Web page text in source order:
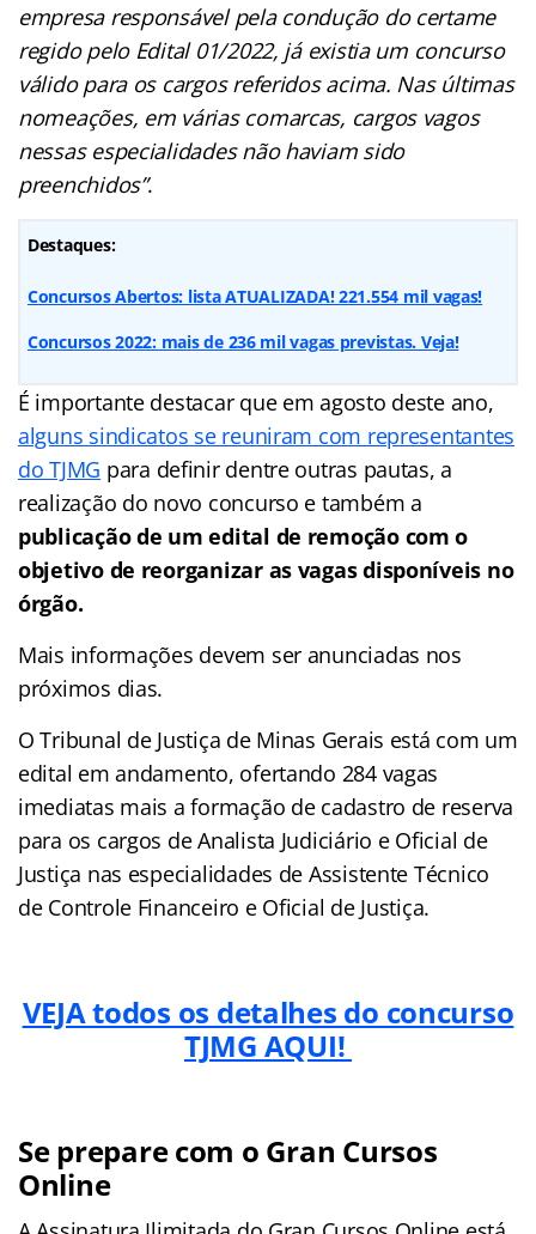
empresa responsável pela condução do certame
regido pelo Edital 01/2022, já existia um concurso
válido para os cargos referidos acima. Nas últimas
nomeações, em várias comarcas, cargos vagos
nessas especialidades não haviam sido
preenchidos”.
Destaques:
Concursos Abertos: lista ATUALIZADA! 221.554 mil vagas!
Concursos 2022: mais de 236 mil vagas previstas. Veja!
É importante destacar que em agosto deste ano,
alguns sindicatos se reuniram com representantes
do TJMG para definir dentre outras pautas, a
realização do novo concurso e também a
publicação de um edital de remoção com o
objetivo de reorganizar as vagas disponíveis no
órgão.
Mais informações devem ser anunciadas nos
próximos dias.
O Tribunal de Justiça de Minas Gerais está com um
edital em andamento, ofertando 284 vagas
imediatas mais a formação de cadastro de reserva
para os cargos de Analista Judiciário e Oficial de
Justiça nas especialidades de Assistente Técnico
de Controle Financeiro e Oficial de Justiça.
VEJA todos os detalhes do concurso
TJMG AQUI!
Se prepare com o Gran Cursos
Online